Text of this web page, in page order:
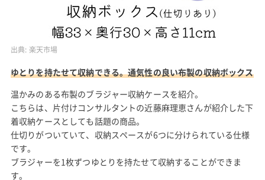
出典: 楽天市場
ゆとりを持たせて収納できる。通気性の良い布製の収納ボックス
温かみのある布製のブラジャー収納ケースを紹介。
こちらは、片付けコンサルタントの近藤麻理恵さんが紹介した下
着収納ケースとしても話題の商品。
仕切りがついていて、収納スペースが6つに分けられている仕様
です。
ブラジャーを1枚ずつゆとりを持たせて収納することができま
す。